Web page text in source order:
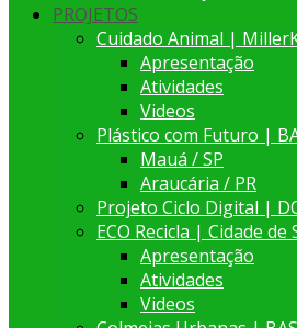
PROJETOS
Cuidado Animal |
Apresentação
Atividades
Videos
Plástico com Futuro |
Mauá / SP
Araucária / PR
Projeto Ciclo Digital |
ECO Recicla | Cidade de
Apresentação
Atividades
Videos